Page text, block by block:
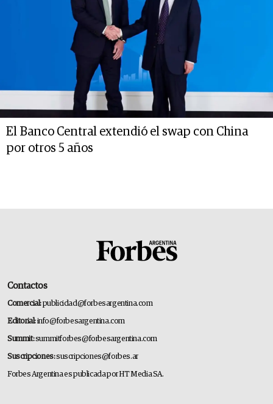
El Banco Central extendió el swap con China
por otros 5 años
Contactos
Comercial:publicidad@forbesargentina.com
Editorial:info@forbesargentina.com
Summit:summitforbes@forbesargentina.com
Suscripciones:suscripciones@forbes.ar
Forbes Argentina es publicada por HT Media SA.